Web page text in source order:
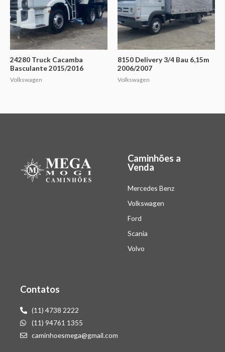
24280 Truck Cacamba
Basculante 2015/2016
Volkswagen
8150 Delivery 3/4 Bau 6,15m
2006/2007
Volkswagen
Caminhões a
Venda
Mercedes Benz
Volkswagen
Ford
Scania
Volvo
Contatos
(11) 4738 2222
(11) 94761 1355
caminhoesmega@gmail.com